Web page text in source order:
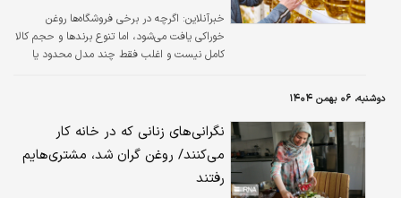
خبرآنلاین: اگرچه در برخی فروشگاه‌ها روغن
خوراکی یافت می‌شود، اما تنوع برندها و حجم کالا
کامل نیست و اغلب فقط چند مدل محدود یا
دوشنبه، ۰۶ بهمن ۱۴۰۴
نگرانی‌های زنانی که در خانه کار
می‌کنند/ روغن گران شد، مشتری‌هایم
رفتند